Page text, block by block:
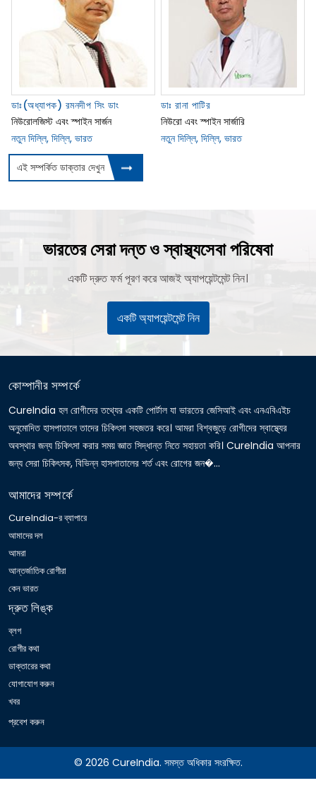
ডাঃ(অধ্যাপক) রমনদীপ সিং ডাং
নিউরোলজিস্ট এবং স্পাইন সার্জন
নতুন দিল্লি, দিল্লি, ভারত
ডাঃ রানা পাটির
নিউরো এবং স্পাইন সার্জারি
নতুন দিল্লি, দিল্লি, ভারত
এই সম্পর্কিত ডাক্তার দেখুন
ভারতের সেরা দন্ত ও স্বাস্থ্যসেবা পরিষেবা
একটি দ্রুত ফর্ম পূরণ করে আজই অ্যাপয়েন্টমেন্ট নিন।
একটি অ্যাপয়েন্টমেন্ট নিন
কোম্পানীর সম্পর্কে
CureIndia হল রোগীদের তথ্যের একটি পোর্টাল যা ভারতের জেসিআই এবং এনএবিএইচ
অনুমোদিত হাসপাতালে তাদের চিকিৎসা সহজতর করে। আমরা বিশ্বজুড়ে রোগীদের স্বাস্থ্যের
অবস্থার জন্য চিকিৎসা করার সময় জ্ঞাত সিদ্ধান্ত নিতে সহায়তা করি। CureIndia আপনার
জন্য সেরা চিকিৎসক, বিভিন্ন হাসপাতালের শর্ত এবং রোগের জন�...
আমাদের সম্পর্কে
CureIndia-র ব্যাপারে
আমাদের দল
আমরা
আন্তর্জাতিক রোগীরা
কেন ভারত
দ্রুত লিঙ্ক
ব্লগ
রোগীর কথা
ডাক্তারের কথা
যোগাযোগ করুন
খবর
প্রবেশ করুন
© 2026 CureIndia. সমস্ত অধিকার সংরক্ষিত.